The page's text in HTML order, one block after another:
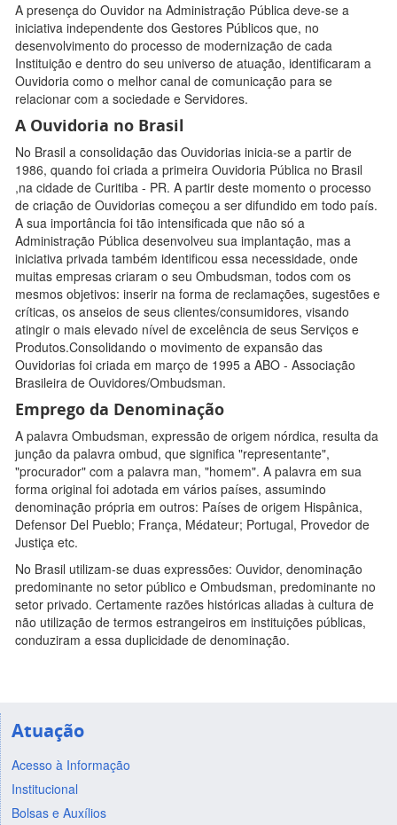
A presença do Ouvidor na Administração Pública deve-se a
iniciativa independente dos Gestores Públicos que, no
desenvolvimento do processo de modernização de cada
Instituição e dentro do seu universo de atuação, identificaram a
Ouvidoria como o melhor canal de comunicação para se
relacionar com a sociedade e Servidores.
A Ouvidoria no Brasil
No Brasil a consolidação das Ouvidorias inicia-se a partir de
1986, quando foi criada a primeira Ouvidoria Pública no Brasil
,na cidade de Curitiba - PR. A partir deste momento o processo
de criação de Ouvidorias começou a ser difundido em todo país.
A sua importância foi tão intensificada que não só a
Administração Pública desenvolveu sua implantação, mas a
iniciativa privada também identificou essa necessidade, onde
muitas empresas criaram o seu Ombudsman, todos com os
mesmos objetivos: inserir na forma de reclamações, sugestões e
críticas, os anseios de seus clientes/consumidores, visando
atingir o mais elevado nível de excelência de seus Serviços e
Produtos.Consolidando o movimento de expansão das
Ouvidorias foi criada em março de 1995 a ABO - Associação
Brasileira de Ouvidores/Ombudsman.
Emprego da Denominação
A palavra Ombudsman, expressão de origem nórdica, resulta da
junção da palavra ombud, que significa "representante",
"procurador" com a palavra man, "homem". A palavra em sua
forma original foi adotada em vários países, assumindo
denominação própria em outros: Países de origem Hispânica,
Defensor Del Pueblo; França, Médateur; Portugal, Provedor de
Justiça etc.
No Brasil utilizam-se duas expressões: Ouvidor, denominação
predominante no setor público e Ombudsman, predominante no
setor privado. Certamente razões históricas aliadas à cultura de
não utilização de termos estrangeiros em instituições públicas,
conduziram a essa duplicidade de denominação.
Atuação
Acesso à Informação
Institucional
Bolsas e Auxílios